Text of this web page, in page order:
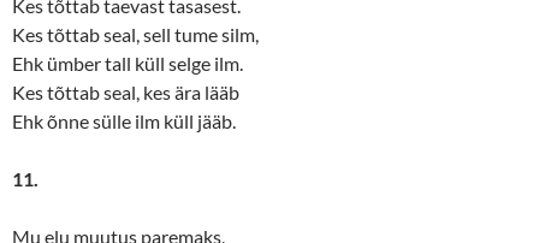
Kes tõttab taevast tasasest.
Kes tõttab seal, sell tume silm,
Ehk ümber tall küll selge ilm.
Kes tõttab seal, kes ära lääb
Ehk õnne sülle ilm küll jääb.
11.
Mu elu muutus paremaks,